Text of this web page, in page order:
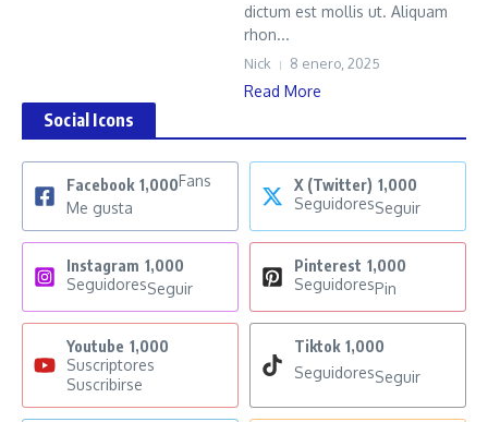
dictum est mollis ut. Aliquam
rhon...
Nick 8 enero, 2025
Read More
Social Icons
Facebook 1,000Fans
Me gusta
X (Twitter) 1,000
SeguidoresSeguir
Instagram 1,000
SeguidoresSeguir
Pinterest 1,000
SeguidoresPin
Youtube 1,000
Suscriptores
Suscribirse
Tiktok 1,000
SeguidoresSeguir